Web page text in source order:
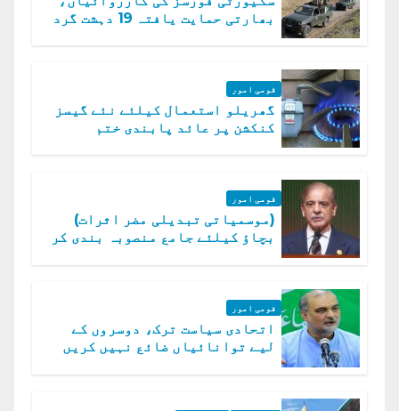
بھارتی حمایت یافتہ 19 دہشت گرد
قومی امور
گھریلو استعمال کیلئے نئے گیسز
کنکشن پر عائد پابندی ختم
قومی امور
(موسمیاتی تبدیلی مضر اثرات)
بچاؤ کیلئے جامع منصوبہ بندی کر
قومی امور
اتحادی سیاست ترک، دوسروں کے
لیے توانائیاں ضائع نہیں کریں